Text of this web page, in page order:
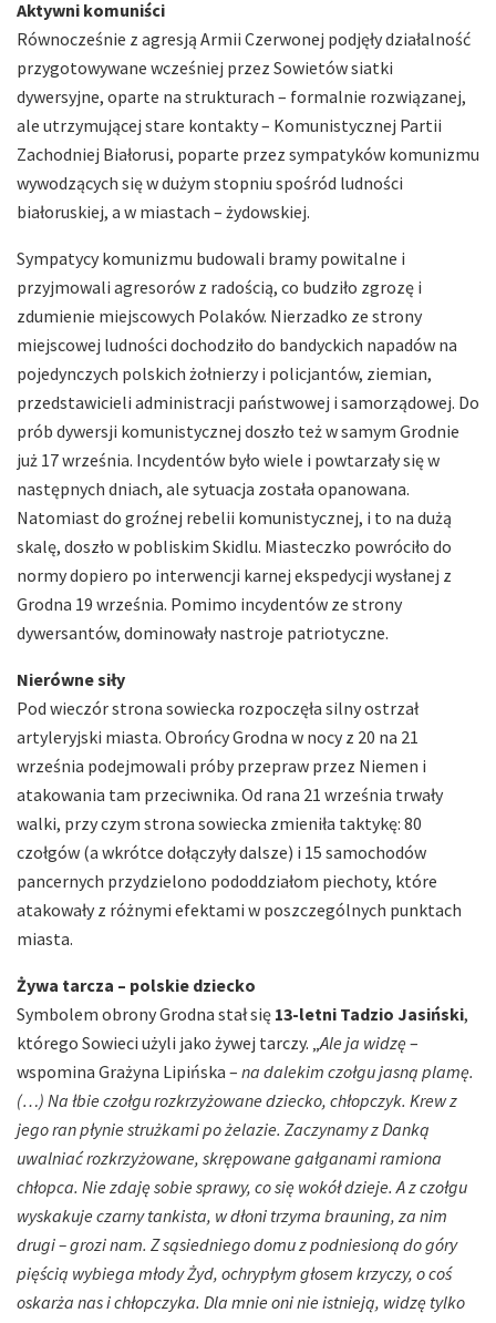
Aktywni komuniści
Równocześnie z agresją Armii Czerwonej podjęły działalność
przygotowywane wcześniej przez Sowietów siatki
dywersyjne, oparte na strukturach – formalnie rozwiązanej,
ale utrzymującej stare kontakty – Komunistycznej Partii
Zachodniej Białorusi, poparte przez sympatyków komunizmu
wywodzących się w dużym stopniu spośród ludności
białoruskiej, a w miastach – żydowskiej.
Sympatycy komunizmu budowali bramy powitalne i
przyjmowali agresorów z radością, co budziło zgrozę i
zdumienie miejscowych Polaków. Nierzadko ze strony
miejscowej ludności dochodziło do bandyckich napadów na
pojedynczych polskich żołnierzy i policjantów, ziemian,
przedstawicieli administracji państwowej i samorządowej. Do
prób dywersji komunistycznej doszło też w samym Grodnie
już 17 września. Incydentów było wiele i powtarzały się w
następnych dniach, ale sytuacja została opanowana.
Natomiast do groźnej rebelii komunistycznej, i to na dużą
skalę, doszło w pobliskim Skidlu. Miasteczko powróciło do
normy dopiero po interwencji karnej ekspedycji wysłanej z
Grodna 19 września. Pomimo incydentów ze strony
dywersantów, dominowały nastroje patriotyczne.
Nierówne siły
Pod wieczór strona sowiecka rozpoczęła silny ostrzał
artyleryjski miasta. Obrońcy Grodna w nocy z 20 na 21
września podejmowali próby przepraw przez Niemen i
atakowania tam przeciwnika. Od rana 21 września trwały
walki, przy czym strona sowiecka zmieniła taktykę: 80
czołgów (a wkrótce dołączyły dalsze) i 15 samochodów
pancernych przydzielono pododdziałom piechoty, które
atakowały z różnymi efektami w poszczególnych punktach
miasta.
Żywa tarcza – polskie dziecko
Symbolem obrony Grodna stał się 13-letni Tadzio Jasiński,
którego Sowieci użyli jako żywej tarczy. „Ale ja widzę –
wspomina Grażyna Lipińska – na dalekim czołgu jasną plamę.
(…) Na łbie czołgu rozkrzyżowane dziecko, chłopczyk. Krew z
jego ran płynie strużkami po żelazie. Zaczynamy z Danką
uwalniać rozkrzyżowane, skrępowane gałganami ramiona
chłopca. Nie zdaję sobie sprawy, co się wokół dzieje. A z czołgu
wyskakuje czarny tankista, w dłoni trzyma brauning, za nim
drugi – grozi nam. Z sąsiedniego domu z podniesioną do góry
pięścią wybiega młody Żyd, ochrypłym głosem krzyczy, o coś
oskarża nas i chłopczyka. Dla mnie oni nie istnieją, widzę tylko